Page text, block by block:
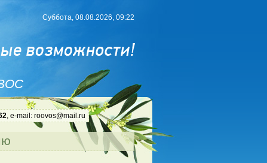
Суббота, 08.08.2026, 09:22
, e-mail: roovos@mail.ru